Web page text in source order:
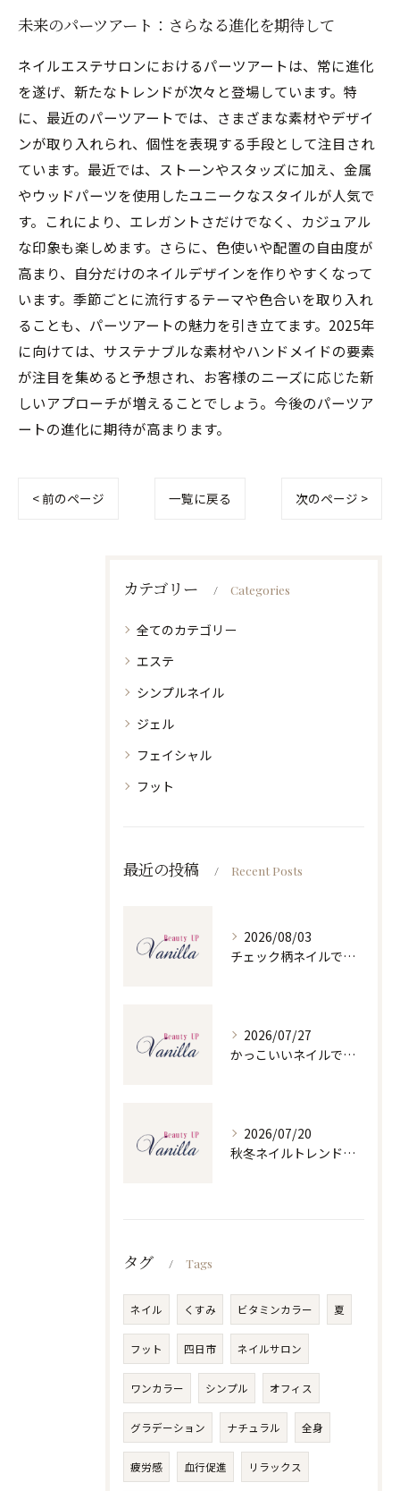
未来のパーツアート：さらなる進化を期待して
ネイルエステサロンにおけるパーツアートは、常に進化
を遂げ、新たなトレンドが次々と登場しています。特
に、最近のパーツアートでは、さまざまな素材やデザイ
ンが取り入れられ、個性を表現する手段として注目され
ています。最近では、ストーンやスタッズに加え、金属
やウッドパーツを使用したユニークなスタイルが人気で
す。これにより、エレガントさだけでなく、カジュアル
な印象も楽しめます。さらに、色使いや配置の自由度が
高まり、自分だけのネイルデザインを作りやすくなって
います。季節ごとに流行するテーマや色合いを取り入れ
ることも、パーツアートの魅力を引き立てます。2025年
に向けては、サステナブルな素材やハンドメイドの要素
が注目を集めると予想され、お客様のニーズに応じた新
しいアプローチが増えることでしょう。今後のパーツア
ートの進化に期待が高まります。
< 前のページ 一覧に戻る 次のページ >
カテゴリー Categories
全てのカテゴリー
エステ
シンプルネイル
ジェル
フェイシャル
フット
最近の投稿 Recent Posts
2026/08/03
チェック柄ネイルで人気ネイルを大人可愛くセルフで仕上げるコツと季節別デザイン集
2026/07/27
かっこいいネイルで人気ネイルを三重県四日市市和無田町で楽しむポイント
2026/07/20
秋冬ネイルトレンドで人気ネイルを大人上品に楽しむ旬デザイン実践ガイド
タグ Tags
ネイル くすみ ビタミンカラー 夏
フット 四日市 ネイルサロン
ワンカラー シンプル オフィス
グラデーション ナチュラル 全身
疲労感 血行促進 リラックス